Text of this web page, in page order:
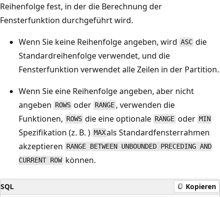
Reihenfolge fest, in der die Berechnung der
Fensterfunktion durchgeführt wird.
Wenn Sie keine Reihenfolge angeben, wird ASC die
Standardreihenfolge verwendet, und die
Fensterfunktion verwendet alle Zeilen in der Partition.
Wenn Sie eine Reihenfolge angeben, aber nicht
angeben ROWS oder RANGE, verwenden die
Funktionen, ROWS die eine optionale RANGEoder MIN
Spezifikation (z. B. ) MAXals Standardfensterrahmen
akzeptieren RANGE BETWEEN UNBOUNDED PRECEDING AND
CURRENT ROW können.
SQL Kopieren